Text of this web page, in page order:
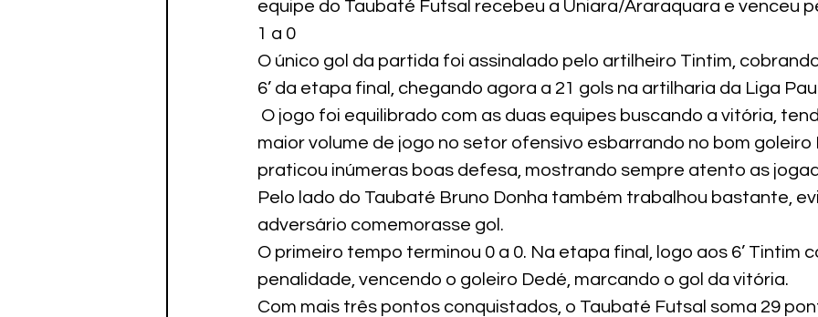
Paratletismoequipe do Taubaté Futsal recebeu a Uniara/Araraquara e venceu
1 a 0
O único gol da partida foi assinalado pelo artilheiro Tintim,
6’ da etapa final, chegando agora a 21 gols na artilharia da Liga
O jogo foi equilibrado com as duas equipes buscando a vitória,
maior volume de jogo no setor ofensivo esbarrando no bom
praticou inúmeras boas defesa, mostrando sempre atento as
Pelo lado do Taubaté Bruno Donha também trabalhou bastante,
adversário comemorasse gol.
O primeiro tempo terminou 0 a 0. Na etapa final, logo aos 6’ Tintim
penalidade, vencendo o goleiro Dedé, marcando o gol da vitória.
Com mais três pontos conquistados, o Taubaté Futsal soma 29